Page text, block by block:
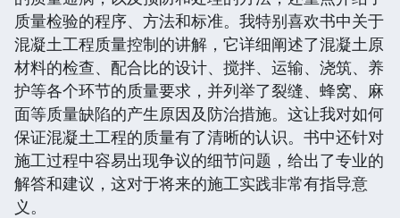
质量检验的程序、方法和标准。我特别喜欢书中关于
混凝土工程质量控制的讲解，它详细阐述了混凝土原
材料的检查、配合比的设计、搅拌、运输、浇筑、养
护等各个环节的质量要求，并列举了裂缝、蜂窝、麻
面等质量缺陷的产生原因及防治措施。这让我对如何
保证混凝土工程的质量有了清晰的认识。书中还针对
施工过程中容易出现争议的细节问题，给出了专业的
解答和建议，这对于将来的施工实践非常有指导意
义。